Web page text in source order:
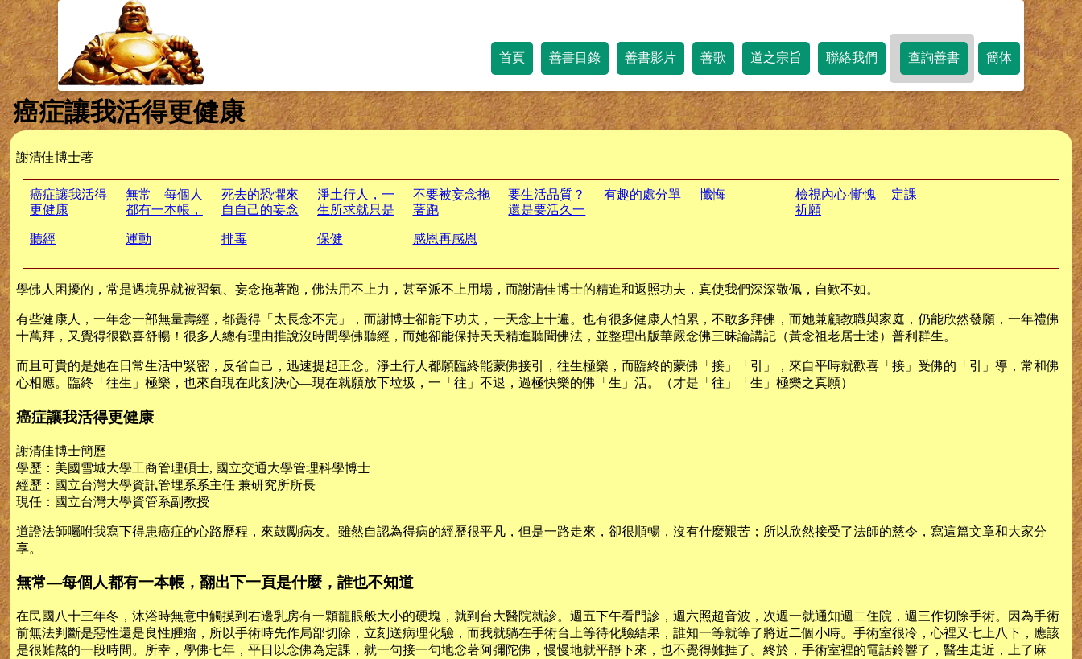
首頁 善書目錄 善書影片 善歌 道之宗旨 聯絡我們 查詢善書 簡体
癌症讓我活得更健康
謝清佳博士著
癌症讓我活得
更健康
無常—每個人
都有一本帳，
什麼，誰也不
死去的恐懼來
自自己的妄念
淨土行人，一
生所求就只是
那，佛來接引
不要被妄念拖
著跑
要生活品質？
還是要活久一
有趣的處分單 懺悔
檢視內心‧慚愧
祈願
定課
聽經 運動 排毒 保健 感恩再感恩
學佛人困擾的，常是遇境界就被習氣、妄念拖著跑，佛法用不上力，甚至派不上用場，而謝清佳博士的精進和返照功夫，真使我們深深敬佩，自歎不如。
有些健康人，一年念一部無量壽經，都覺得「太長念不完」，而謝博士卻能下功夫，一天念上十遍。也有很多健康人怕累，不敢多拜佛，而她兼顧教職與家庭，仍能欣然發願，一年禮佛
十萬拜，又覺得很歡喜舒暢！很多人總有理由推說沒時間學佛聽經，而她卻能保持天天精進聽聞佛法，並整理出版華嚴念佛三昧論講記（黃念祖老居士述）普利群生。
而且可貴的是她在日常生活中緊密，反省自己，迅速提起正念。淨土行人都願臨終能蒙佛接引，往生極樂，而臨終的蒙佛「接」「引」，來自平時就歡喜「接」受佛的「引」導，常和佛
心相應。臨終「往生」極樂，也來自現在此刻決心—現在就願放下垃圾，一「往」不退，過極快樂的佛「生」活。（才是「往」「生」極樂之真願）
癌症讓我活得更健康
謝清佳博士簡歷
學歷：美國雪城大學工商管理碩士, 國立交通大學管理科學博士
經歷：國立台灣大學資訊管埋系系主任 兼研究所所長
現任：國立台灣大學資管系副教授
道證法師囑咐我寫下得患癌症的心路歷程，來鼓勵病友。雖然自認為得病的經歷很平凡，但是一路走來，卻很順暢，沒有什麼艱苦；所以欣然接受了法師的慈令，寫這篇文章和大家分
享。
無常—每個人都有一本帳，翻出下一頁是什麼，誰也不知道
在民國八十三年冬，沐浴時無意中觸摸到右邊乳房有一顆龍眼般大小的硬塊，就到台大醫院就診。週五下午看門診，週六照超音波，次週一就通知週二住院，週三作切除手術。因為手術
前無法判斷是惡性還是良性腫瘤，所以手術時先作局部切除，立刻送病理化驗，而我就躺在手術台上等待化驗結果，誰知一等就等了將近二個小時。手術室很冷，心裡又七上八下，應該
是很難熬的一段時間。所幸，學佛七年，平日以念佛為定課，就一句接一句地念著阿彌陀佛，慢慢地就平靜下來，也不覺得難捱了。終於，手術室裡的電話鈴響了，醫生走近，上了麻